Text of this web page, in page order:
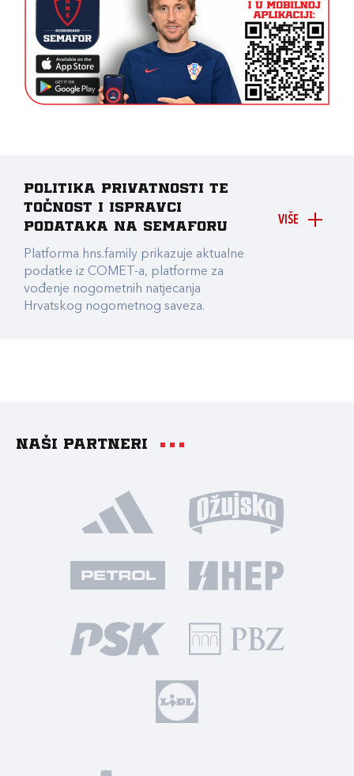
VIŠE
Politika privatnosti te
točnost i ispravci
podataka na Semaforu
Platforma hns.family prikazuje aktualne
podatke iz COMET-a, platforme za
vođenje nogometnih natjecanja
Hrvatskog nogometnog saveza.
Naši partneri